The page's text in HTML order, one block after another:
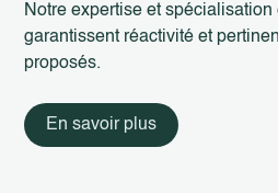
Notre expertise et
garantissent réactivité et
proposés.
En savoir plus